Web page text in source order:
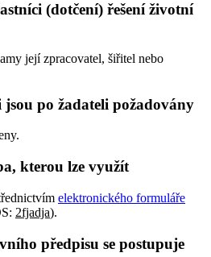
(dotčení) řešení životní
její zpracovatel, šiřitel nebo
jsou po žadateli požadovány
kterou lze využít
elektronického formuláře
2fjadja).
předpisu se postupuje